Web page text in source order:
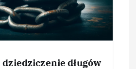
dziedziczenie długów